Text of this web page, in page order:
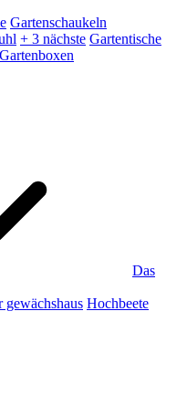
Gartenschaukeln
+ 3 nächste Gartentische
Gartenboxen
Das
gewächshaus Hochbeete